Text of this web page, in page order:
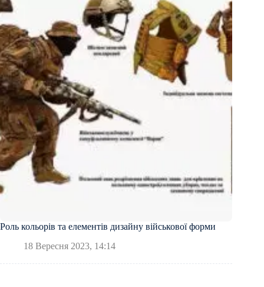
Роль кольорів та елементів дизайну військової форми
18 Вересня 2023, 14:14